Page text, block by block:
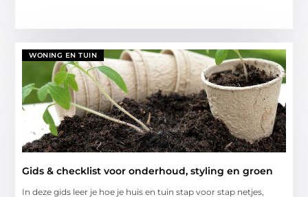
WONING EN TUIN
Gids & checklist voor onderhoud, styling en groen
In deze gids leer je hoe je huis en tuin stap voor stap netjes,